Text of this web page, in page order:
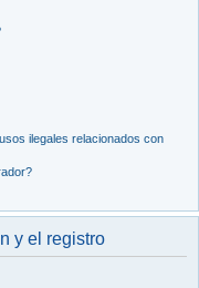
ilegales relacionados con
y el registro